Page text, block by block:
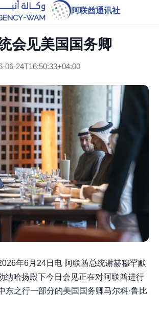
阿联酋通讯社
会见美国国务卿
06-24T16:50:33+04:00
年6月24日电 阿联酋总统谢赫穆罕默
纳哈扬殿下今日会见正在对阿联酋进行
东之行一部分的美国国务卿马尔科·鲁比